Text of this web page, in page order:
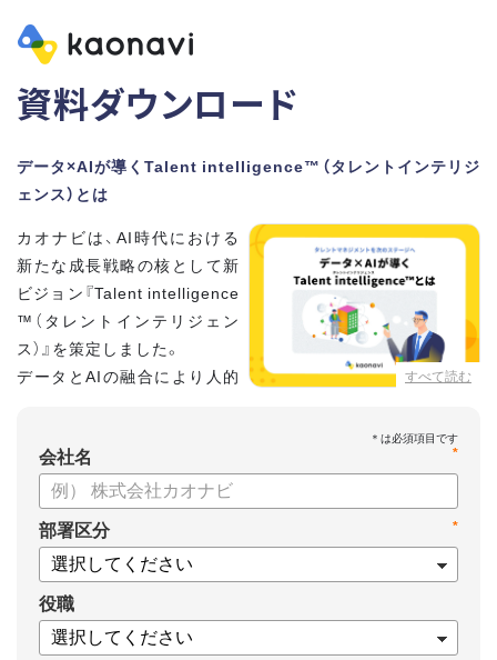
資料ダウンロード
データ×AIが導くTalent intelligence™（タレントインテリジ
ェンス）とは
すべて読む
カオナビは、AI時代における
新たな成長戦略の核として新
ビジョン『Talent intelligence
™（タレントインテリジェン
ス）』を策定しました。
データとAIの融合により人的
【資料の内容】
・新ビジョン「Talent intelligence™」実現へのロードマップ
・HRSaaS事業とHRSolution事業が循環する「Infinite Model」
・AI活用の土台、カオナビの「タレントマネジメント」でできる
こと
*
会社名
*
部署区分
役職